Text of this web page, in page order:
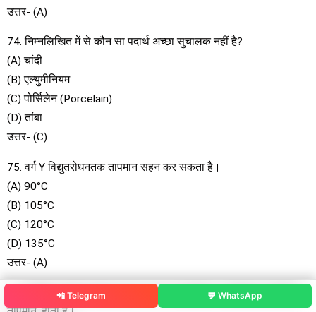
उत्तर- (A)
74. निम्नलिखित में से कौन सा पदार्थ अच्छा सुचालक नहीं है?
(A) चांदी
(B) एल्युमीनियम
(C) पोर्सिलेन (Porcelain)
(D) तांबा
उत्तर- (C)
75. वर्ग Y विद्युतरोधनतक तापमान सहन कर सकता है।
(A) 90°C
(B) 105°C
(C) 120°C
(D) 135°C
उत्तर- (A)
76. सुरक्षित उपयोग के लिए एक पेपर से बने अवरोधी का अधिकतम कार्यकारी
📲 Telegram 💬 WhatsApp